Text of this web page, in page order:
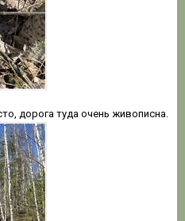
дорога туда очень живописна.